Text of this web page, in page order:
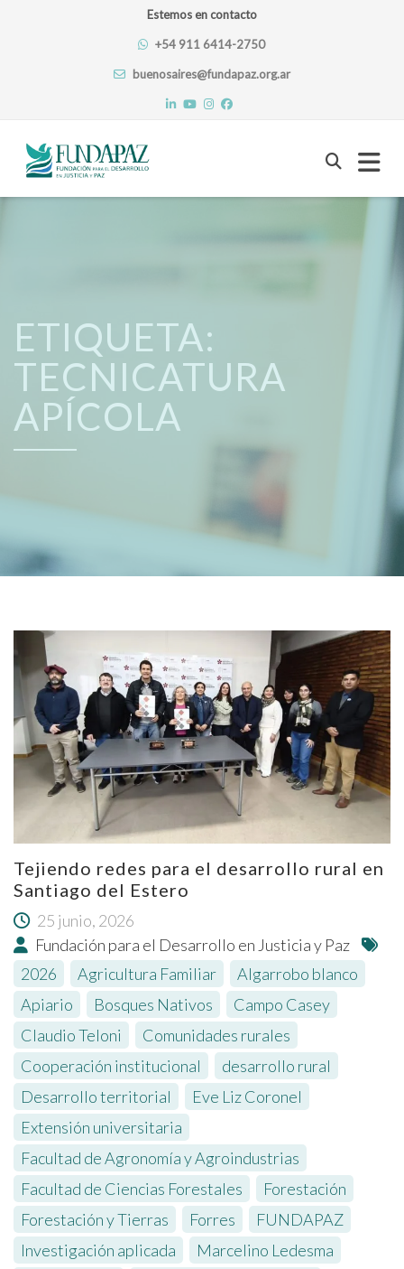
Estemos en contacto
+54 911 6414-2750
buenosaires@fundapaz.org.ar
Skip
ETIQUETA:
TECNICATURA
APÍCOLA
Tejiendo redes para el desarrollo rural en
Santiago del Estero
25 junio, 2026
Fundación para el Desarrollo en Justicia y Paz
2026
Agricultura Familiar Algarrobo blanco
Apiario
Bosques Nativos Campo Casey
Claudio Teloni
Comunidades rurales
Cooperación institucional
desarrollo rural
Desarrollo territorial
Eve Liz Coronel
Extensión universitaria
Facultad de Agronomía y Agroindustrias
Facultad de Ciencias Forestales
Forestación
Forestación y Tierras
Forres FUNDAPAZ
Investigación aplicada
Marcelino Ledesma